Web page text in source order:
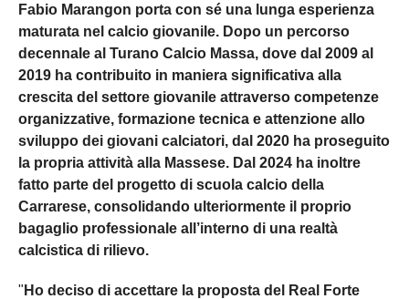
Fabio Marangon porta con sé una lunga esperienza
maturata nel calcio giovanile. Dopo un percorso
decennale al Turano Calcio Massa, dove dal 2009 al
2019 ha contribuito in maniera significativa alla
crescita del settore giovanile attraverso competenze
organizzative, formazione tecnica e attenzione allo
sviluppo dei giovani calciatori, dal 2020 ha proseguito
la propria attività alla Massese. Dal 2024 ha inoltre
fatto parte del progetto di scuola calcio della
Carrarese, consolidando ulteriormente il proprio
bagaglio professionale all’interno di una realtà
calcistica di rilievo.
" Ho deciso di accettare la proposta del Real Forte